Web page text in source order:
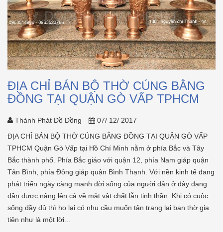
ĐỊA CHỈ BÁN BỘ THỜ CÚNG BẰNG
ĐỒNG TẠI QUẬN GÒ VẤP TPHCM
Thành Phát Đồ Đồng
07/ 12/ 2017
ĐỊA CHỈ BÁN BỘ THỜ CÚNG BẰNG ĐỒNG TẠI QUẬN GÒ VẤP
TPHCM Quận Gò Vấp tại Hồ Chí Minh nằm ở phía Bắc và Tây
Bắc thành phố. Phía Bắc giáo với quận 12, phía Nam giáp quận
Tân Bình, phía Đông giáp quận Bình Thạnh. Với nền kinh tế đang
phát triển ngày càng mạnh đời sống của người dân ở đây đang
dần được nâng lên cả về mặt vật chất lẫn tinh thần. Khi có cuộc
sống đầy đủ thì họ lại có nhu cầu muốn tân trang lại ban thờ gia
tiên như là một lời...